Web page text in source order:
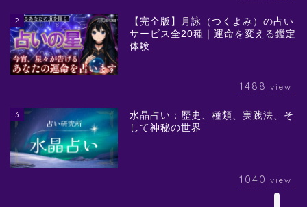
2
【完全版】月詠（つくよみ）の占い
サービス全20種｜運命を変える鑑定
体験
1488 view
3
水晶占い：歴史、種類、実践法、そ
して神秘の世界
1040 view